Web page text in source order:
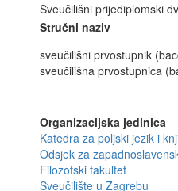
Sveučilišni prijediplomski
Stručni naziv
sveučilišni prvostupnik
sveučilišna prvostupnica
Organizacijska jedinica
Katedra za poljski jezik i
Odsjek za
Filozofski fakultet
Sveučilište u Zagrebu